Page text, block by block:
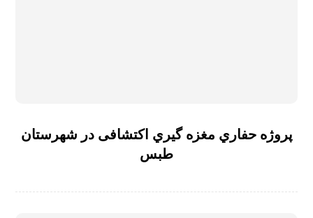
پروژه حفاري مغزه گیري اکتشافی در شهرستان
طبس